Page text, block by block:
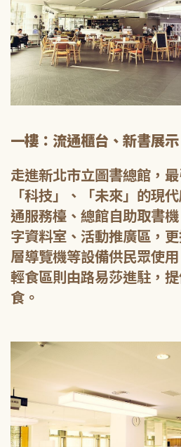
一樓：流通櫃台、新書展
走進新北市立圖書總館，
「科技」、「未來」的現
通服務檯、總館自助取書
字資料室、活動推廣區，
層導覽機等設備供民眾使用
輕食區則由路易莎進駐，
食。